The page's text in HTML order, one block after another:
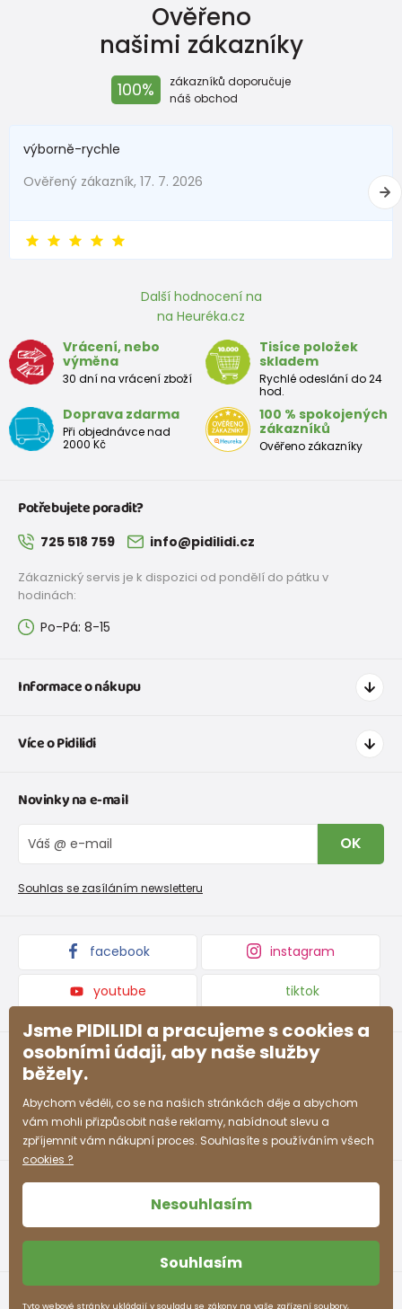
Ověřeno
našimi zákazníky
100%
zákazníků doporučuje
náš obchod
výborně-rychle
Ověřený zákazník, 17. 7. 2026
Další hodnocení na
na Heuréka.cz
Vrácení, nebo
výměna
30 dní na vrácení zboží
Tisíce položek
skladem
Rychlé odeslání do 24
hod.
Doprava zdarma
Při objednávce nad
2000 Kč
100 % spokojených
zákazníků
Ověřeno zákazníky
Potřebujete poradit?
725 518 759 info@pidilidi.cz
Zákaznický servis je k dispozici od pondělí do pátku v
hodinách:
Po-Pá: 8-15
Informace o nákupu
Doprava a platba
Tabulka velikostí obuvi
Vrácení zboží a reklamace
Reklamační řád
Více o Pidilidi
O nás
Blog
Velkoobchod PiDiLiDi
Affiliate program
Kolekce zboží
Novinky na e-mail
OK
Souhlas se zasíláním newsletteru
facebook instagram
youtube tiktok
Jsme PIDILIDI a pracujeme s cookies a
osobními údaji, aby naše služby
běžely.
Abychom věděli, co se na našich stránkách děje a abychom
vám mohli přizpůsobit naše reklamy, nabídnout slevu a
zpříjemnit vám nákupní proces. Souhlasíte s používáním všech
cookies ?
Nesouhlasím
Souhlasím
Tyto webové stránky ukládají v souladu se zákony na vaše zařízení soubory,